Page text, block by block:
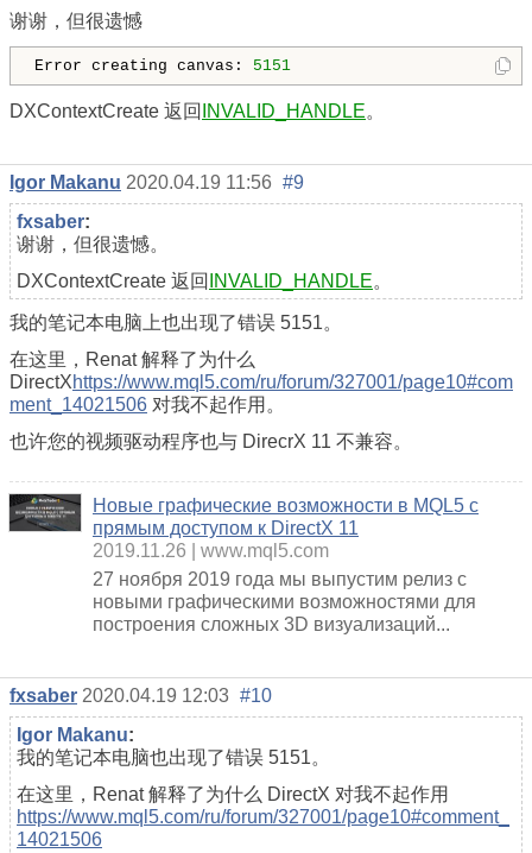
谢谢，但很遗憾
Error creating canvas: 5151
DXContextCreate 返回 INVALID_HANDLE。
Igor Makanu 2020.04.19 11:56 #9
fxsaber:
谢谢，但很遗憾。
DXContextCreate 返回 INVALID_HANDLE。
我的笔记本电脑上也出现了错误 5151。
在这里，Renat 解释了为什么
DirectXhttps://www.mql5.com/ru/forum/327001/page10#com
ment_14021506 对我不起作用。
也许您的视频驱动程序也与 DirecrX 11 不兼容。
Новые графические возможности в MQL5 с
прямым доступом к DirectX 11
2019.11.26
www.mql5.com
27 ноября 2019 года мы выпустим релиз с
новыми графическими возможностями для
построения сложных 3D визуализаций...
fxsaber 2020.04.19 12:03 #10
Igor Makanu:
我的笔记本电脑也出现了错误 5151。
在这里，Renat 解释了为什么 DirectX 对我不起作用
https://www.mql5.com/ru/forum/327001/page10#comment_
14021506